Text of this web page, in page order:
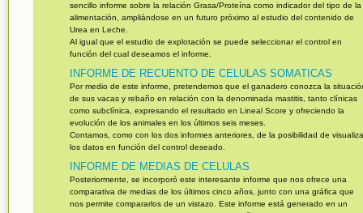
sencillo informe sobre la relación Grasa/Proteína como indicador del tipo de la
alimentación, ampliándose en un futuro próximo al estudio del contenido de
Urea en Leche.
Al igual que el estudio de explotación se puede seleccionar el control en
función del cual deseamos el informe.
INFORME DE RECUENTO DE CELULAS SOMATICAS
Por medio de este informe, pretendemos que el ganadero conozca la
de sus vacas y rebaño en relación con la denominada mastitis, tanto clínicas
como subclínica, expresando el resultado en Lineal Score y ofreciendo la
evolución de los animales en los últimos seis meses.
Contamos, como con los dos informes anteriores, de la posibilidad de
los datos en función del control deseado.
INFORME DE MEDIAS DE CELULAS
Posteriormente, se incorporó este interesante informe que nos ofrece una
comparativa de medias de los últimos cinco años, junto con una gráfica que
nos permite compararlos de un vistazo. Este informe está generado en un